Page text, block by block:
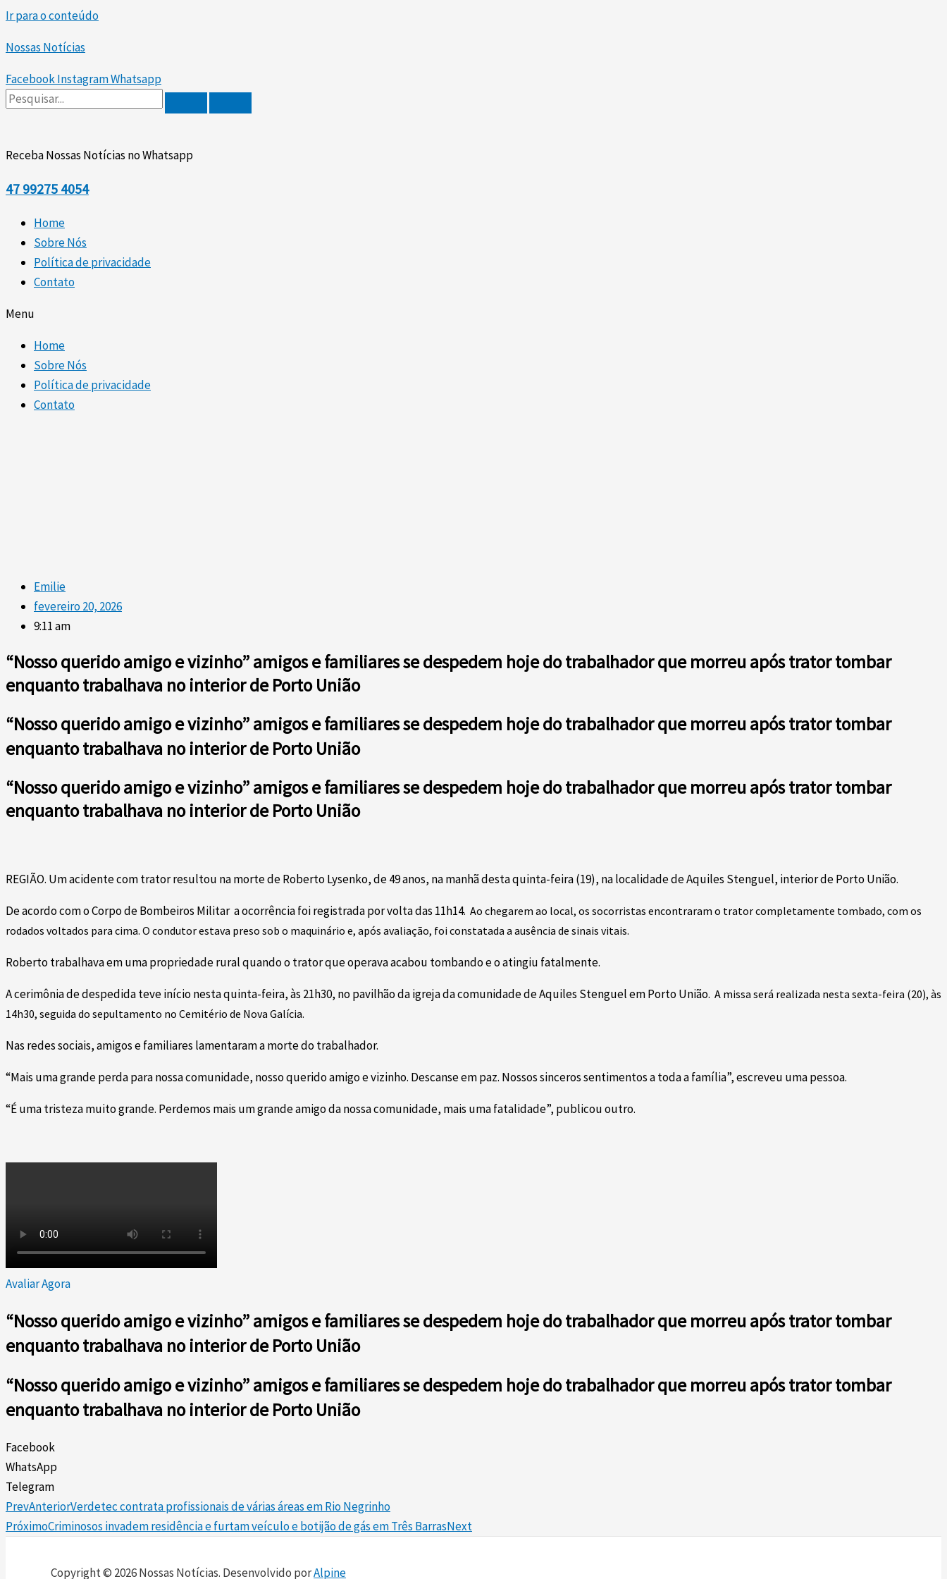
Ir para o conteúdo
Nossas Notícias
FacebookInstagramWhatsapp
Receba Nossas Notícias no Whatsapp
47 99275 4054
Home
Sobre Nós
Política de privacidade
Contato
Menu
Home
Sobre Nós
Política de privacidade
Contato
Emilie
fevereiro 20, 2026
9:11 am
“Nosso querido amigo e vizinho” amigos e familiares se despedem hoje do trabalhador que morreu após trator tombar
enquanto trabalhava no interior de Porto União
“Nosso querido amigo e vizinho” amigos e familiares se despedem hoje do trabalhador que morreu após trator tombar
enquanto trabalhava no interior de Porto União
“Nosso querido amigo e vizinho” amigos e familiares se despedem hoje do trabalhador que morreu após trator tombar
enquanto trabalhava no interior de Porto União
REGIÃO. Um acidente com trator resultou na morte de Roberto Lysenko, de 49 anos, na manhã desta quinta-feira (19), na localidade de Aquiles Stenguel, interior de Porto União.
De acordo com o Corpo de Bombeiros Militar a ocorrência foi registrada por volta das 11h14. Ao chegarem ao local, os socorristas encontraram o trator completamente tombado, com os
rodados voltados para cima. O condutor estava preso sob o maquinário e, após avaliação, foi constatada a ausência de sinais vitais.
Roberto trabalhava em uma propriedade rural quando o trator que operava acabou tombando e o atingiu fatalmente.
A cerimônia de despedida teve início nesta quinta-feira, às 21h30, no pavilhão da igreja da comunidade de Aquiles Stenguel em Porto União. A missa será realizada nesta sexta-feira (20), às
14h30, seguida do sepultamento no Cemitério de Nova Galícia.
Nas redes sociais, amigos e familiares lamentaram a morte do trabalhador.
“Mais uma grande perda para nossa comunidade, nosso querido amigo e vizinho. Descanse em paz. Nossos sinceros sentimentos a toda a família”, escreveu uma pessoa.
“É uma tristeza muito grande. Perdemos mais um grande amigo da nossa comunidade, mais uma fatalidade”, publicou outro.
Avaliar Agora
“Nosso querido amigo e vizinho” amigos e familiares se despedem hoje do trabalhador que morreu após trator tombar
enquanto trabalhava no interior de Porto União
“Nosso querido amigo e vizinho” amigos e familiares se despedem hoje do trabalhador que morreu após trator tombar
enquanto trabalhava no interior de Porto União
Facebook
WhatsApp
Telegram
PrevAnteriorVerdetec contrata profissionais de várias áreas em Rio Negrinho
PróximoCriminosos invadem residência e furtam veículo e botijão de gás em Três BarrasNext
Copyright © 2026 Nossas Notícias. Desenvolvido porAlpine